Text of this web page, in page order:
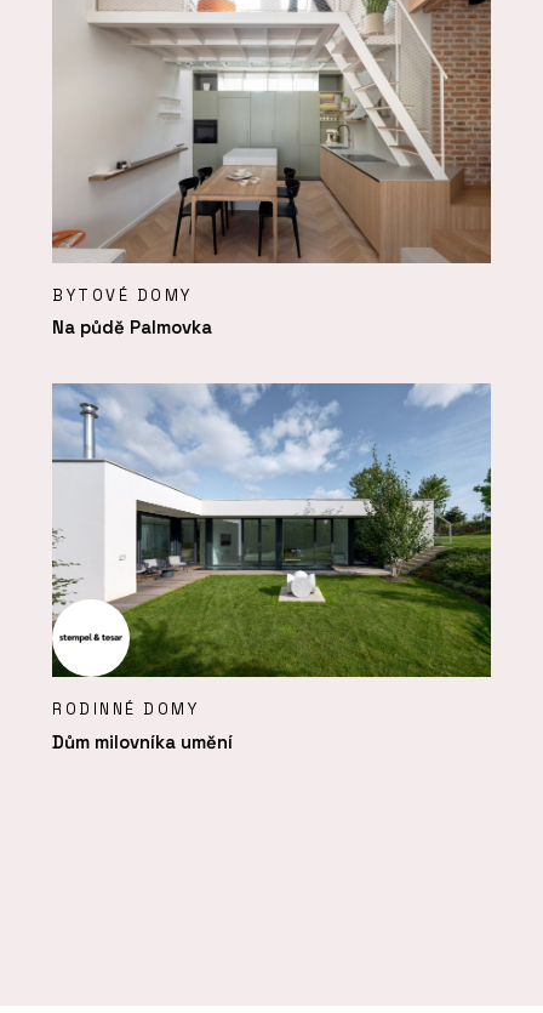
BYTOVÉ DOMY
Na půdě Palmovka
RODINNÉ DOMY
Dům milovníka umění